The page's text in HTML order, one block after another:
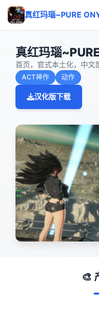
真红玛瑙~PURE
真红玛瑙
首页，官式本土化，中文
ACT神作 动作
汉化版下载
🎨